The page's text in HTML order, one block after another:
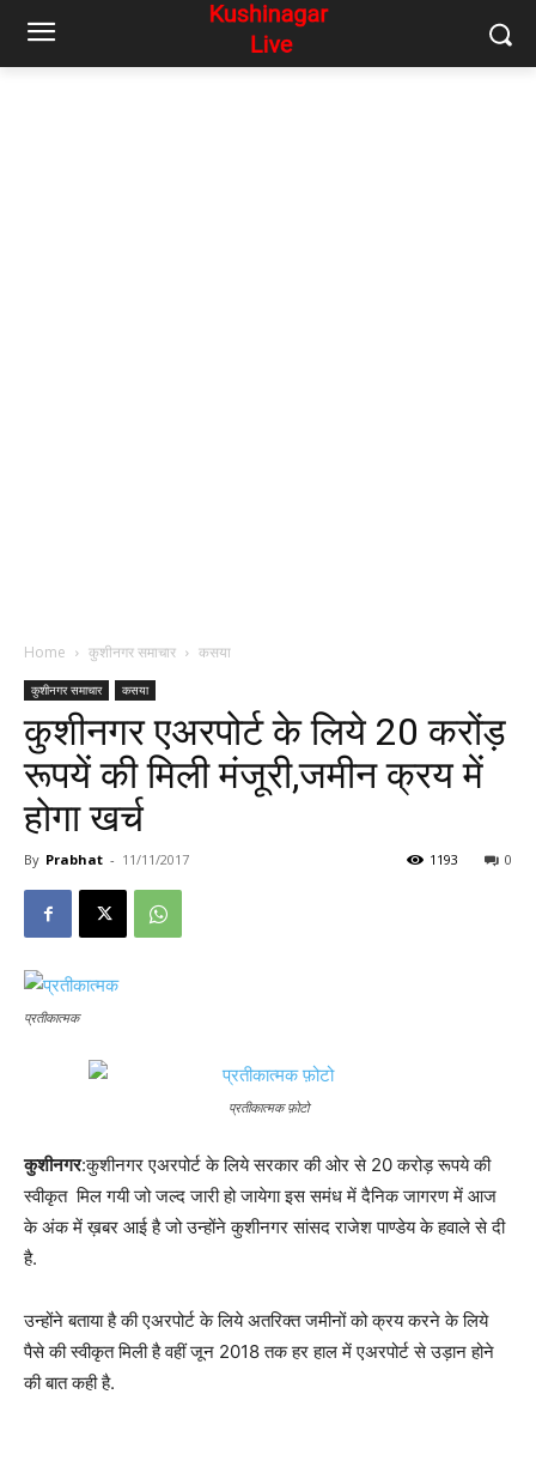
Home कुशीनगर समाचार कसया
कुशीनगर समाचार कसया
कुशीनगर एअरपोर्ट के लिये 20 करोंड़
रूपयें की मिली मंजूरी,जमीन क्रय में
होगा खर्च
By Prabhat - 11/11/2017 0
1193
प्रतीकात्मक
प्रतीकात्मक फ़ोटो
कुशीनगर:कुशीनगर एअरपोर्ट के लिये सरकार की ओर से 20 करोड़ रूपये की
स्वीकृत मिल गयी जो जल्द जारी हो जायेगा इस समंध में दैनिक जागरण में आज
के अंक में ख़बर आई है जो उन्होंने कुशीनगर सांसद राजेश पाण्डेय के हवाले से दी
है.
उन्होंने बताया है की एअरपोर्ट के लिये अतरिक्त जमीनों को क्रय करने के लिये
पैसे की स्वीकृत मिली है वहीं जून 2018 तक हर हाल में एअरपोर्ट से उड़ान होने
की बात कही है.